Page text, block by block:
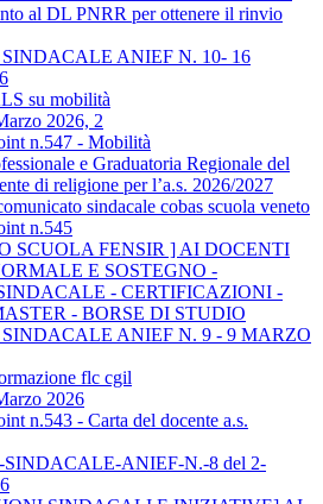
al DL PNRR per ottenere il rinvio
ANIEF N. 10- 16
su mobilità
2026, 2
n.547 - Mobilità
e Graduatoria Regionale del
di religione per l’a.s. 2026/2027
sindacale cobas scuola veneto
n.545
SCUOLA FENSIR ] AI DOCENTI
E SOSTEGNO -
- CERTIFICAZIONI -
- BORSE DI STUDIO
ANIEF N. 9 - 9 MARZO
flc cgil
2026
n.543 - Carta del docente a.s.
ANIEF-N.-8 del 2-